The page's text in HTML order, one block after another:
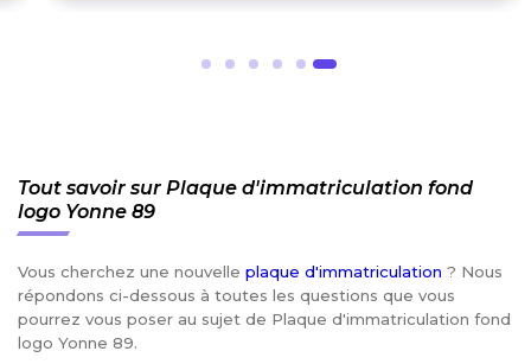
Tout savoir sur Plaque d'immatriculation fond
logo Yonne 89
Vous cherchez une nouvelle plaque d'immatriculation ? Nous
répondons ci-dessous à toutes les questions que vous
pourrez vous poser au sujet de Plaque d'immatriculation fond
logo Yonne 89.